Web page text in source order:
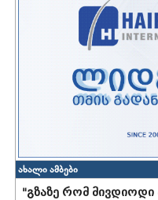
ახალი ამბები
"გზაზე რომ